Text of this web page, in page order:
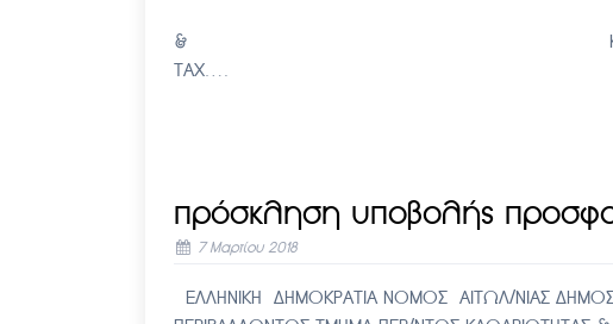
ΠΡΟΣ ΤΜΗΜΑ
& ΚΑΘΕ ΕΝΔΙΑΦΕΡΟΜΕΝΟ
ΤΑΧ….
πρόσκληση υποβολής
7 Μαρτίου 2018
ΕΛΛΗΝΙΚΗ ΔΗΜΟΚΡΑΤΙΑ ΝΟΜΟΣ ΑΙΤΩΛ/ΝΙΑΣ